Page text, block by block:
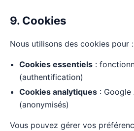
9. Cookies
Nous utilisons des cookies pour :
Cookies essentiels :
(authentification)
Cookies analytiques : Google
(anonymisés)
Vous pouvez gérer vos